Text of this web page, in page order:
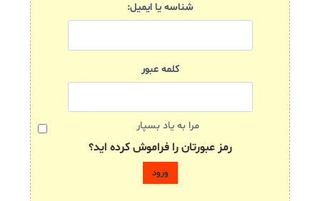
شناسه یا ایمیل:
کلمه عبور
مرا به یاد بسپار
رمز عبورتان را فراموش کرده اید؟